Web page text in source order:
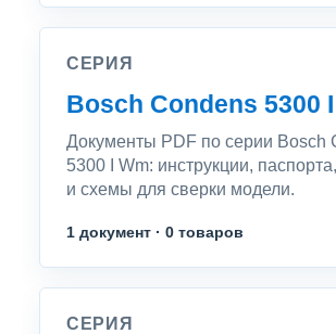
СЕРИЯ
Bosch Condens 5300
Документы PDF по серии Bosch
5300 I Wm: инструкции,
и схемы для сверки модели.
1 документ · 0 товаров
СЕРИЯ